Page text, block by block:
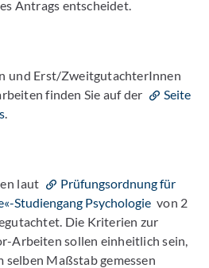
Antrags entscheidet.
und Erst/ZweitgutachterInnen
finden Sie auf der
Seite
.
laut
Prüfungsordnung für
Studiengang Psychologie von 2
Die Kriterien zur
Arbeiten sollen einheitlich sein,
selben Maßstab gemessen